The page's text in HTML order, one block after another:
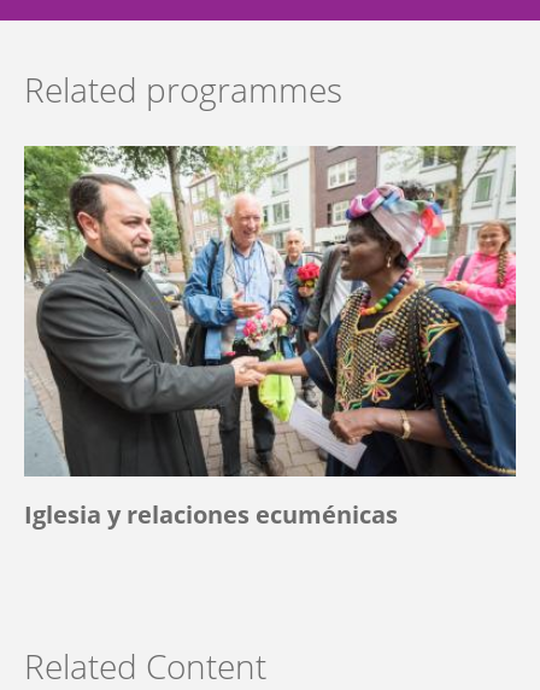
Related programmes
Iglesia y relaciones ecuménicas
Related Content